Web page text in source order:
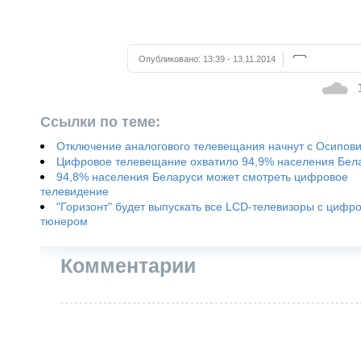
Опубликовано: 13:39 - 13.11.2014
Ссылки по теме:
Отключение аналогового телевещания начнут с
Цифровое телевещание охватило 94,9% населения
94,8% населения Беларуси может смотреть цифровое
телевидение
"Горизонт" будет выпускать все LCD-телевизоры с
тюнером
Комментарии